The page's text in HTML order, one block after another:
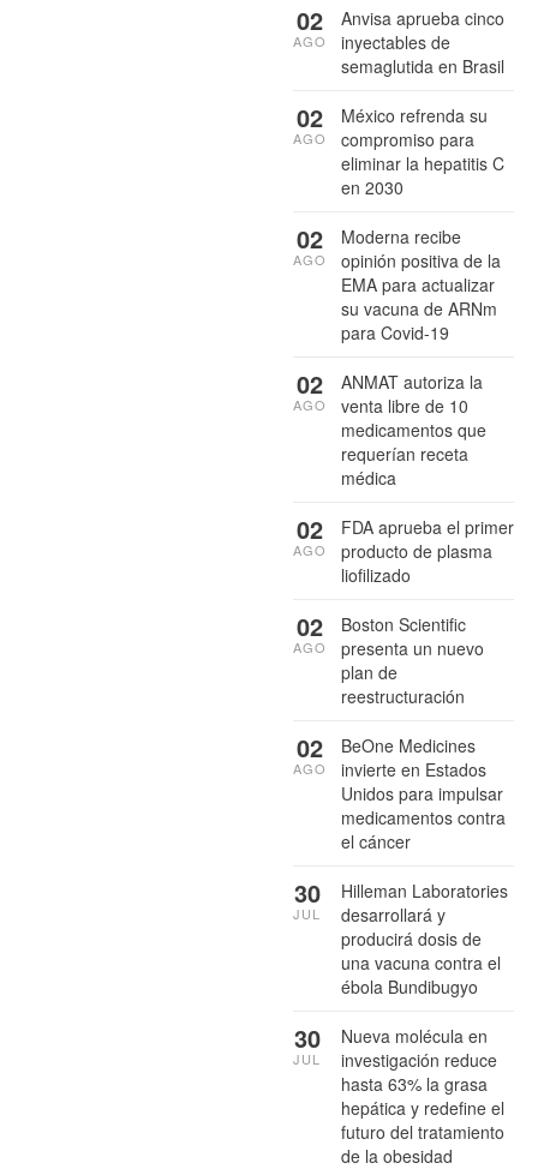
Anvisa aprueba cinco
inyectables de
semaglutida en Brasil
02
AGO
México refrenda su
compromiso para
eliminar la hepatitis C
en 2030
02
AGO
Moderna recibe
opinión positiva de la
EMA para actualizar
su vacuna de ARNm
para Covid-19
02
AGO
ANMAT autoriza la
venta libre de 10
medicamentos que
requerían receta
médica
02
AGO
FDA aprueba el primer
producto de plasma
liofilizado
02
AGO
Boston Scientific
presenta un nuevo
plan de
reestructuración
02
AGO
BeOne Medicines
invierte en Estados
Unidos para impulsar
medicamentos contra
el cáncer
02
AGO
Hilleman Laboratories
desarrollará y
producirá dosis de
una vacuna contra el
ébola Bundibugyo
30
JUL
Nueva molécula en
investigación reduce
hasta 63% la grasa
hepática y redefine el
futuro del tratamiento
de la obesidad
30
JUL